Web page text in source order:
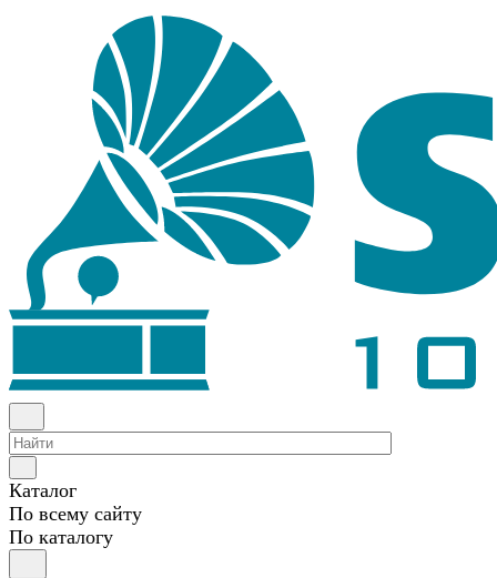
Каталог
По всему сайту
По каталогу